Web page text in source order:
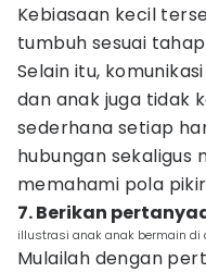
Kebiasaan kecil
tumbuh sesuai
Selain itu,
dan anak juga tidak
sederhana setiap
hubungan sekaligus
memahami pola
7. Berikan
illustrasi anak anak bermain di
Mulailah dengan